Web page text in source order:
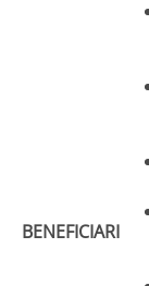
BENEFICIARI